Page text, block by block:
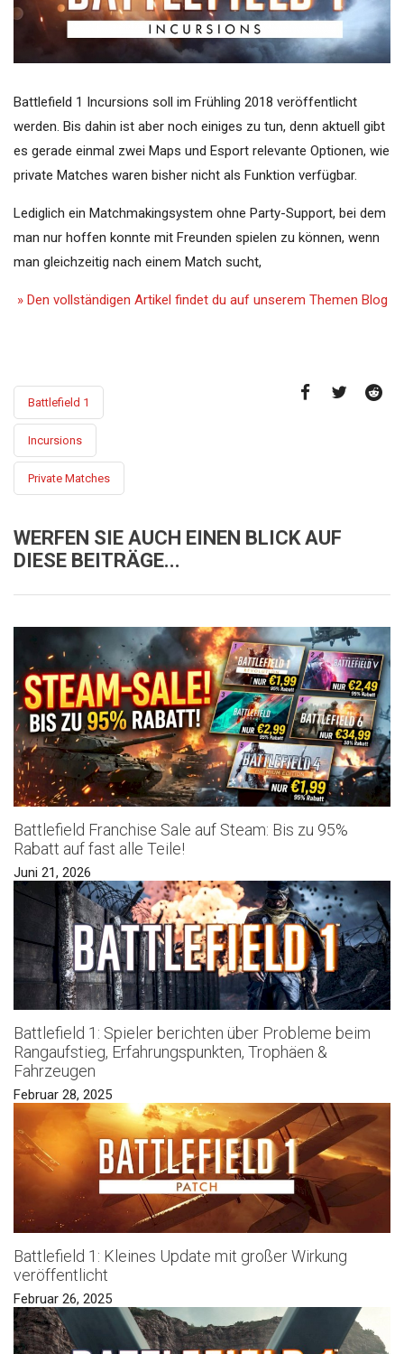
Battlefield 1 Incursions soll im Frühling 2018 veröffentlicht
werden. Bis dahin ist aber noch einiges zu tun, denn aktuell gibt
es gerade einmal zwei Maps und Esport relevante Optionen, wie
private Matches waren bisher nicht als Funktion verfügbar.
Lediglich ein Matchmakingsystem ohne Party-Support, bei dem
man nur hoffen konnte mit Freunden spielen zu können, wenn
man gleichzeitig nach einem Match sucht,
» Den vollständigen Artikel findet du auf unserem Themen Blog
Battlefield 1
Incursions
Private Matches
WERFEN SIE AUCH EINEN BLICK AUF
DIESE BEITRÄGE...
Battlefield Franchise Sale auf Steam: Bis zu 95%
Rabatt auf fast alle Teile!
Juni 21, 2026
Battlefield 1: Spieler berichten über Probleme beim
Rangaufstieg, Erfahrungspunkten, Trophäen &
Fahrzeugen
Februar 28, 2025
Battlefield 1: Kleines Update mit großer Wirkung
veröffentlicht
Februar 26, 2025